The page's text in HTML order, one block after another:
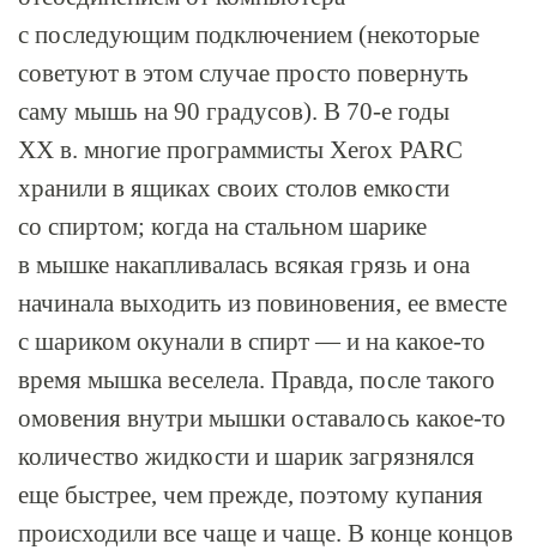
с последующим подключением (некоторые
советуют в этом случае просто повернуть
саму мышь на 90 градусов). В 70-е годы
ХХ в. многие программисты Xerox PARC
хранили в ящиках своих столов емкости
со спиртом; когда на стальном шарике
в мышке накапливалась всякая грязь и она
начинала выходить из повиновения, ее вместе
с шариком окунали в спирт — и на какое-то
время мышка веселела. Правда, после такого
омовения внутри мышки оставалось какое-то
количество жидкости и шарик загрязнялся
еще быстрее, чем прежде, поэтому купания
происходили все чаще и чаще. В конце концов